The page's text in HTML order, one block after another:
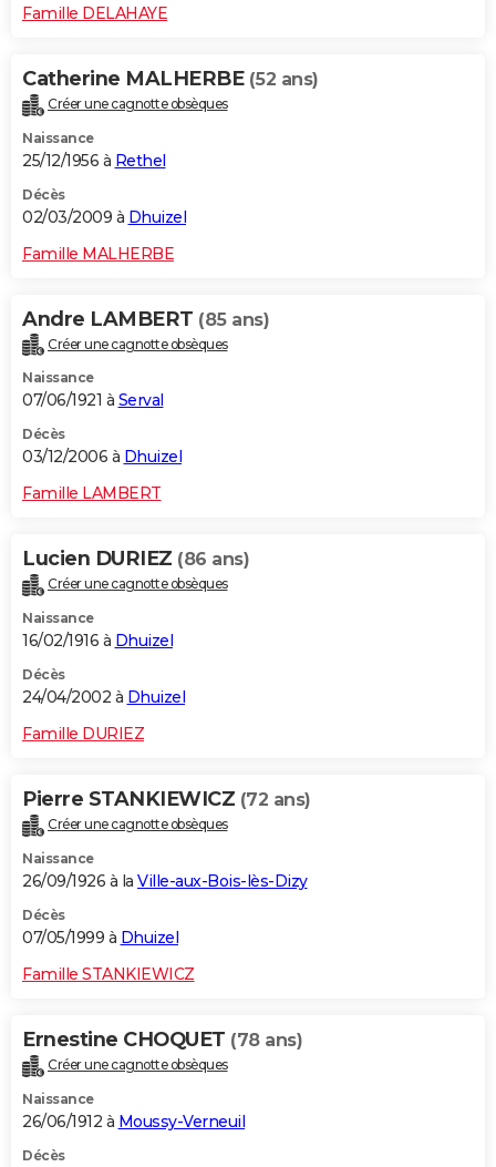
Famille DELAHAYE
Catherine MALHERBE (52 ans)
Créer une cagnotte obsèques
Naissance
25/12/1956 à Rethel
Décès
02/03/2009 à Dhuizel
Famille MALHERBE
Andre LAMBERT (85 ans)
Créer une cagnotte obsèques
Naissance
07/06/1921 à Serval
Décès
03/12/2006 à Dhuizel
Famille LAMBERT
Lucien DURIEZ (86 ans)
Créer une cagnotte obsèques
Naissance
16/02/1916 à Dhuizel
Décès
24/04/2002 à Dhuizel
Famille DURIEZ
Pierre STANKIEWICZ (72 ans)
Créer une cagnotte obsèques
Naissance
26/09/1926 à la Ville-aux-Bois-lès-Dizy
Décès
07/05/1999 à Dhuizel
Famille STANKIEWICZ
Ernestine CHOQUET (78 ans)
Créer une cagnotte obsèques
Naissance
26/06/1912 à Moussy-Verneuil
Décès